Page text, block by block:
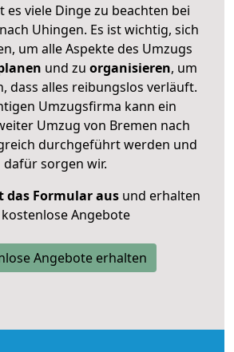
es viele Dinge zu beachten bei
Uhingen. Es ist wichtig, sich
um alle Aspekte des Umzugs
und zu organisieren, um
dass alles reibungslos verläuft.
Umzugsfirma kann ein
Umzug von Bremen nach
durchgeführt werden und
dafür sorgen wir.
das Formular ausund erhalten
kostenlose Angebote
Angebote erhalten